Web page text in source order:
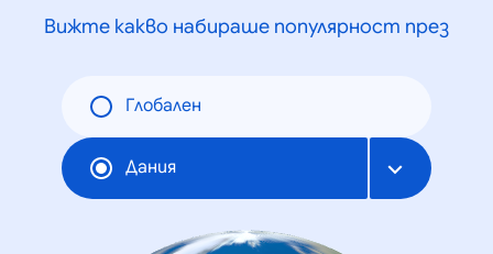
Вижте какво набираше популярност през
Глобален
Дания